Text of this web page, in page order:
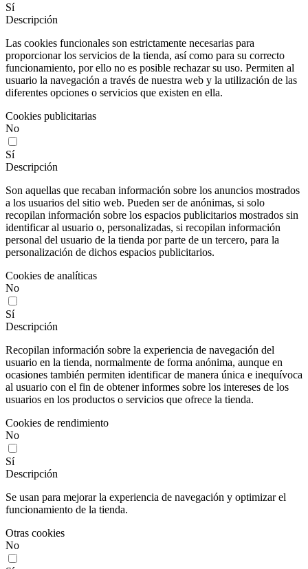
Sí
Descripción
Las cookies funcionales son estrictamente necesarias para
proporcionar los servicios de la tienda, así como para su correcto
funcionamiento, por ello no es posible rechazar su uso. Permiten al
usuario la navegación a través de nuestra web y la utilización de las
diferentes opciones o servicios que existen en ella.
Cookies publicitarias
No
Sí
Descripción
Son aquellas que recaban información sobre los anuncios mostrados
a los usuarios del sitio web. Pueden ser de anónimas, si solo
recopilan información sobre los espacios publicitarios mostrados sin
identificar al usuario o, personalizadas, si recopilan información
personal del usuario de la tienda por parte de un tercero, para la
personalización de dichos espacios publicitarios.
Cookies de analíticas
No
Sí
Descripción
Recopilan información sobre la experiencia de navegación del
usuario en la tienda, normalmente de forma anónima, aunque en
ocasiones también permiten identificar de manera única e inequívoca
al usuario con el fin de obtener informes sobre los intereses de los
usuarios en los productos o servicios que ofrece la tienda.
Cookies de rendimiento
No
Sí
Descripción
Se usan para mejorar la experiencia de navegación y optimizar el
funcionamiento de la tienda.
Otras cookies
No